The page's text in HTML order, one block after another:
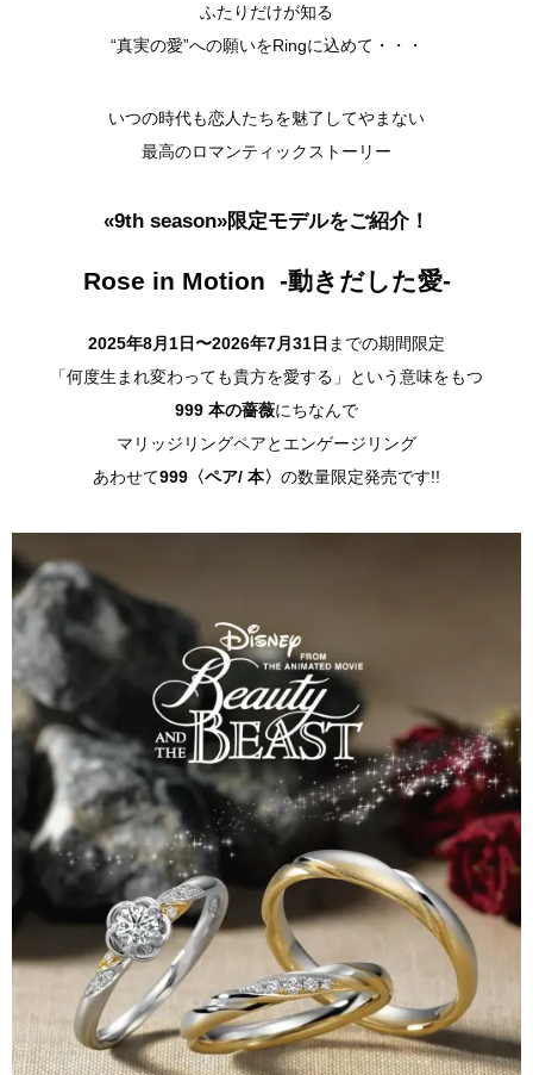
ふたりだけが知る
“真実の愛”への願いをRingに込めて・・・
いつの時代も恋人たちを魅了してやまない
最高のロマンティックストーリー
«9th season»限定モデルをご紹介！
Rose in Motion -動きだした愛-
2025年8月1日〜2026年7月31日 までの期間限定
「何度生まれ変わっても貴方を愛する」という意味をもつ
999 本の薔薇にちなんで
マリッジリングペアとエンゲージリング
あわせて999〈ペア/ 本〉 の数量限定発売です!!